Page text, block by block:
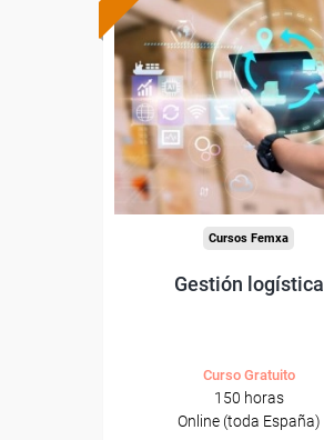
Formación 100%
subvencionada.
Para desempleados,
trabajadores y autónomos.
Sector
-Metal.
Cursos Femxa
Gestión logística
Curso Gratuito
150 horas
Online (toda España)